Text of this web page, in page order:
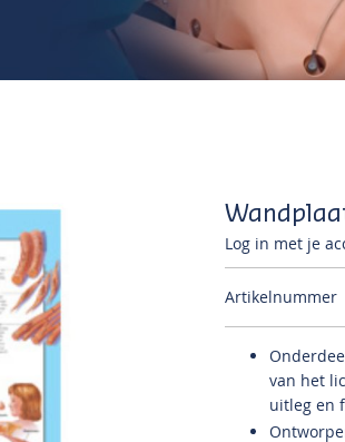
Log in met je
Artikelnummer
van het
uitleg en